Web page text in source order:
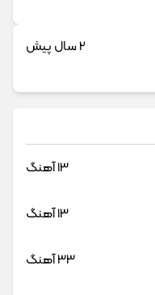
2 سال پیش
13 آهنگ
13 آهنگ
33 آهنگ